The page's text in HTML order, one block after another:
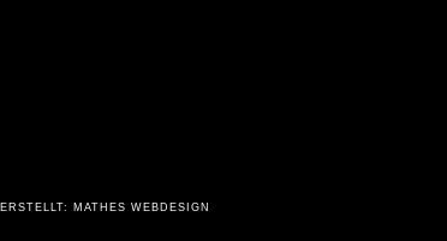
ERSTELLT: MATHES WEBDESIGN